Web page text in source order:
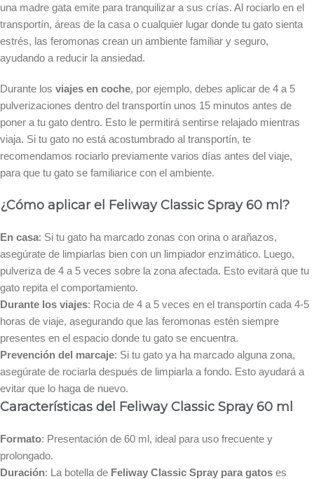
una madre gata emite para tranquilizar a sus crías. Al rociarlo en el
transportín, áreas de la casa o cualquier lugar donde tu gato sienta
estrés, las feromonas crean un ambiente familiar y seguro,
ayudando a reducir la ansiedad.
Durante los viajes en coche, por ejemplo, debes aplicar de 4 a 5
pulverizaciones dentro del transportín unos 15 minutos antes de
poner a tu gato dentro. Esto le permitirá sentirse relajado mientras
viaja. Si tu gato no está acostumbrado al transportín, te
recomendamos rociarlo previamente varios días antes del viaje,
para que tu gato se familiarice con el ambiente.
¿Cómo aplicar el Feliway Classic Spray 60 ml?
En casa: Si tu gato ha marcado zonas con orina o arañazos,
asegúrate de limpiarlas bien con un limpiador enzimático. Luego,
pulveriza de 4 a 5 veces sobre la zona afectada. Esto evitará que tu
gato repita el comportamiento.
Durante los viajes: Rocia de 4 a 5 veces en el transportín cada 4-5
horas de viaje, asegurando que las feromonas estén siempre
presentes en el espacio donde tu gato se encuentra.
Prevención del marcaje: Si tu gato ya ha marcado alguna zona,
asegúrate de rociarla después de limpiarla a fondo. Esto ayudará a
evitar que lo haga de nuevo.
Características del Feliway Classic Spray 60 ml
Formato: Presentación de 60 ml, ideal para uso frecuente y
prolongado.
Duración: La botella de Feliway Classic Spray para gatos es